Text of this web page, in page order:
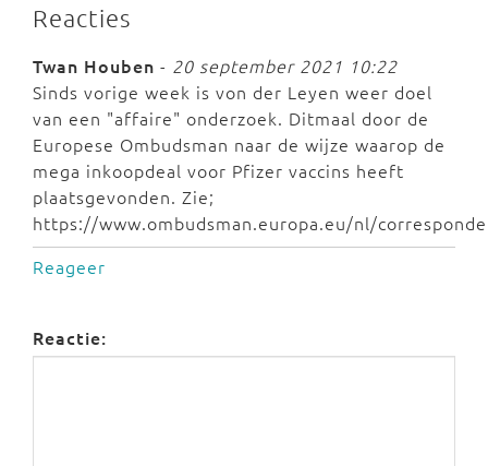
Reacties
Twan Houben - 20 september 2021 10:22
Sinds vorige week is von der Leyen weer doel
van een "affaire" onderzoek. Ditmaal door de
Europese Ombudsman naar de wijze waarop de
mega inkoopdeal voor Pfizer vaccins heeft
plaatsgevonden. Zie;
https://www.ombudsman.europa.eu/nl/
Reageer
Reactie: